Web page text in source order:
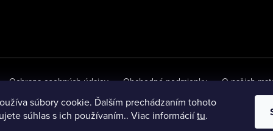
súbory cookie. Ďalším prechádzaním tohoto
súhlas s ich používaním.. Viac informáciítu.
Ochrana osobných údajov Obchodné podmienky O našich